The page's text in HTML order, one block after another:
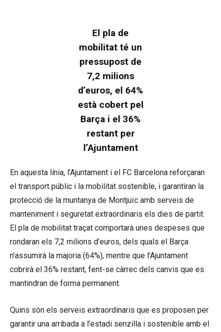
El pla de
mobilitat té un
pressupost de
7,2 milions
d’euros, el 64%
està cobert pel
Barça i el 36%
restant per
l’Ajuntament
En aquesta línia, l’Ajuntament i el FC Barcelona reforçaran
el transport públic i la mobilitat sostenible, i garantiran la
protecció de la muntanya de Montjuïc amb serveis de
manteniment i seguretat extraordinaris els dies de partit.
El pla de mobilitat traçat comportarà unes despeses que
rondaran els 7,2 milions d’euros, dels quals el Barça
n’assumirà la majoria (64%), mentre que l’Ajuntament
cobrirà el 36% restant, fent-se càrrec dels canvis que es
mantindran de forma permanent.
Quins són els serveis extraordinaris que es proposen per
garantir una arribada a l’estadi senzilla i sostenible amb el